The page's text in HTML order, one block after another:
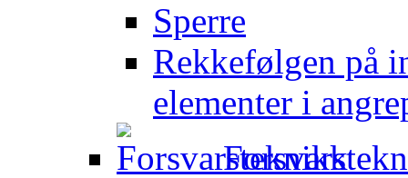
Sperre
Rekkefølgen på
elementer i